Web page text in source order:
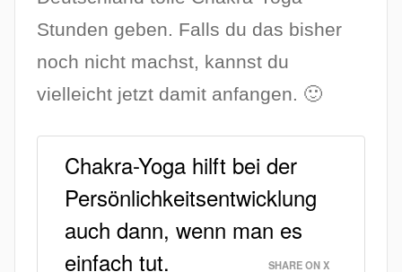
Stunden geben. Falls du das bisher
noch nicht machst, kannst du
vielleicht jetzt damit anfangen. 🙂
Chakra-Yoga hilft bei der
Persönlichkeitsentwicklung
auch dann, wenn man es
einfach tut.
SHARE ON X